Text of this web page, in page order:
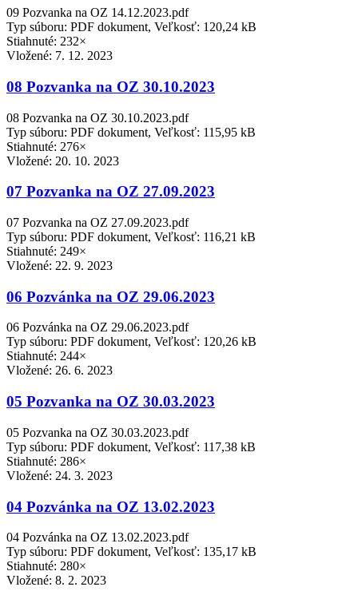
09 Pozvanka na OZ 14.12.2023.pdf
Typ súboru: PDF dokument, Veľkosť: 120,24 kB
Stiahnuté: 232×
Vložené: 7. 12. 2023
08 Pozvanka na OZ 30.10.2023
08 Pozvanka na OZ 30.10.2023.pdf
Typ súboru: PDF dokument, Veľkosť: 115,95 kB
Stiahnuté: 276×
Vložené: 20. 10. 2023
07 Pozvanka na OZ 27.09.2023
07 Pozvanka na OZ 27.09.2023.pdf
Typ súboru: PDF dokument, Veľkosť: 116,21 kB
Stiahnuté: 249×
Vložené: 22. 9. 2023
06 Pozvánka na OZ 29.06.2023
06 Pozvánka na OZ 29.06.2023.pdf
Typ súboru: PDF dokument, Veľkosť: 120,26 kB
Stiahnuté: 244×
Vložené: 26. 6. 2023
05 Pozvanka na OZ 30.03.2023
05 Pozvanka na OZ 30.03.2023.pdf
Typ súboru: PDF dokument, Veľkosť: 117,38 kB
Stiahnuté: 286×
Vložené: 24. 3. 2023
04 Pozvánka na OZ 13.02.2023
04 Pozvánka na OZ 13.02.2023.pdf
Typ súboru: PDF dokument, Veľkosť: 135,17 kB
Stiahnuté: 280×
Vložené: 8. 2. 2023